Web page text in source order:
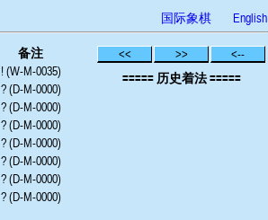
国际象棋 English
备注
! (W-M-0035)
? (D-M-0000)
? (D-M-0000)
? (D-M-0000)
? (D-M-0000)
? (D-M-0000)
? (D-M-0000)
? (D-M-0000)
<< >>
<--
===== 历史着法 =====